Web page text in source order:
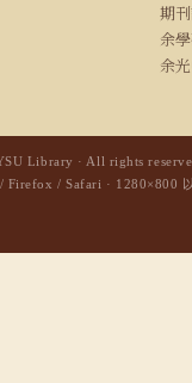
期
余
余
Library · All rights
Firefox / Safari · 1280×800